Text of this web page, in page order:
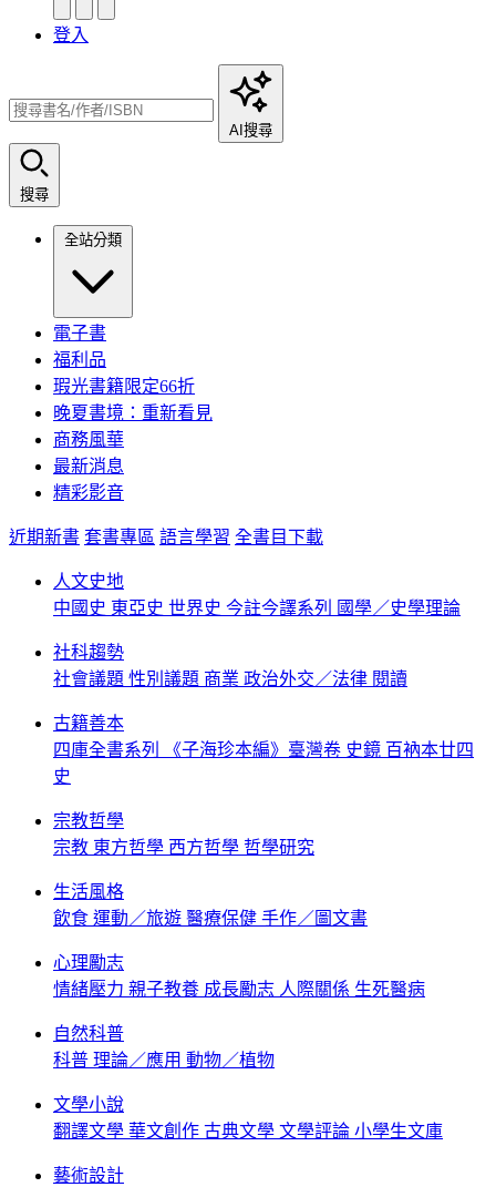
登入
AI搜尋
搜尋
全站分類
電子書
福利品
瑕光書籍限定66折
晚夏書境：重新看見
商務風華
最新消息
精彩影音
近期新書 套書專區 語言學習 全書目下載
人文史地
中國史 東亞史 世界史 今註今譯系列 國學／史學理論
社科趨勢
社會議題 性別議題 商業 政治外交／法律 閱讀
古籍善本
四庫全書系列
《子海珍本編》臺灣卷 史鏡 百衲本廿四
史
宗教哲學
宗教 東方哲學 西方哲學 哲學研究
生活風格
飲食 運動／旅遊 醫療保健 手作／圖文書
心理勵志
情緒壓力 親子教養 成長勵志 人際關係 生死醫病
自然科普
科普 理論／應用 動物／植物
文學小說
翻譯文學 華文創作 古典文學 文學評論 小學生文庫
藝術設計